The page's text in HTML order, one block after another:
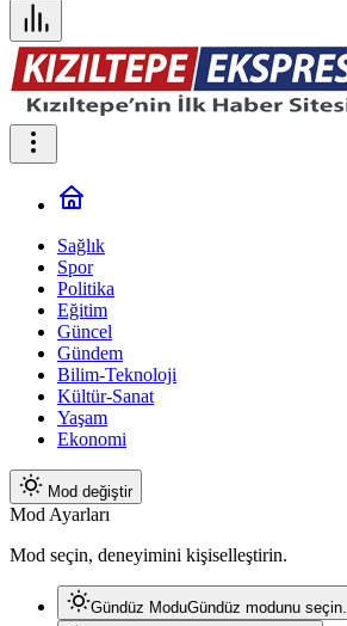
Sağlık
Spor
Politika
Eğitim
Güncel
Gündem
Bilim-Teknoloji
Kültür-Sanat
Yaşam
Ekonomi
Mod değiştir
Mod Ayarları
Mod seçin, deneyimini kişiselleştirin.
Gündüz ModuGündüz modunu seçin.